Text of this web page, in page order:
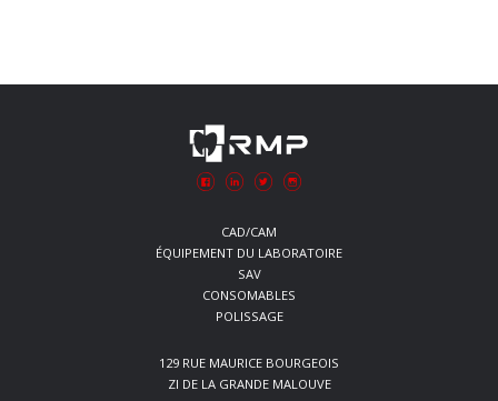
CAD/CAM
ÉQUIPEMENT DU LABORATOIRE
SAV
CONSOMABLES
POLISSAGE
129 RUE MAURICE BOURGEOIS
ZI DE LA GRANDE MALOUVE